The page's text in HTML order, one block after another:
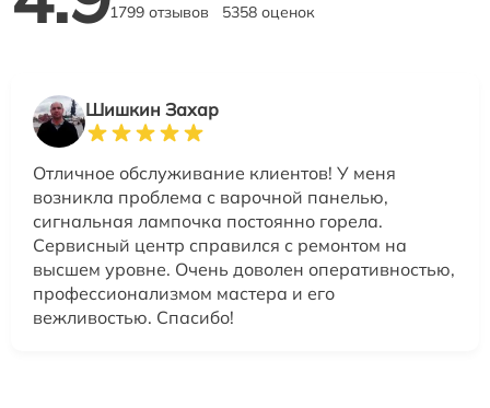
1799 отзывов 5358 оценок
Шишкин Захар
Отличное обслуживание клиентов! У меня
возникла проблема с варочной панелью,
сигнальная лампочка постоянно горела.
Сервисный центр справился с ремонтом на
высшем уровне. Очень доволен оперативностью,
профессионализмом мастера и его
вежливостью. Спасибо!